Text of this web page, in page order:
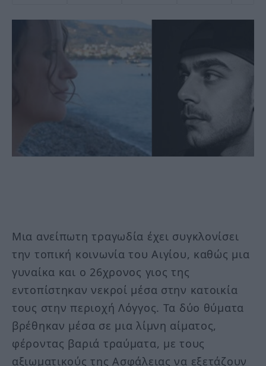
Μια ανείπωτη τραγωδία έχει συγκλονίσει
την τοπική κοινωνία του Αιγίου, καθώς μια
γυναίκα και ο 26χρονος γιος της
εντοπίστηκαν νεκροί μέσα στην κατοικία
τους στην περιοχή Λόγγος. Τα δύο θύματα
βρέθηκαν μέσα σε μια λίμνη αίματος,
φέροντας βαριά τραύματα, με τους
αξιωματικούς της Ασφάλειας να εξετάζουν